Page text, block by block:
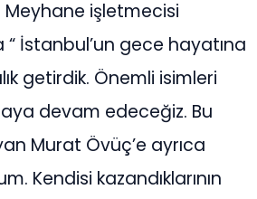
Meyhane işletmecisi
“ İstanbul’un gece hayatına
getirdik. Önemli isimleri
devam edeceğiz. Bu
Murat Övüç’e ayrıca
Kendisi kazandıklarının